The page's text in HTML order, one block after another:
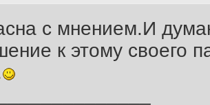
с мнением.И
к этому своего